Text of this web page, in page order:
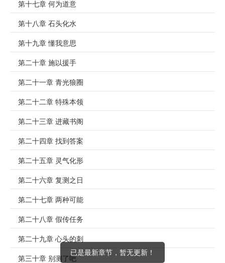
第十七章 何为道意
第十八章 石头化水
第十九章 懂我意思
第二十章 施以援手
第二十一章 青光狼圈
第二十二章 特殊本领
第二十三章 进藏书阁
第二十四章 找到答案
第二十五章 灵气化形
第二十六章 复测之日
第二十七章 两种可能
第二十八章 假传任务
第二十九章 心头的刺
第三十章 别测了吧